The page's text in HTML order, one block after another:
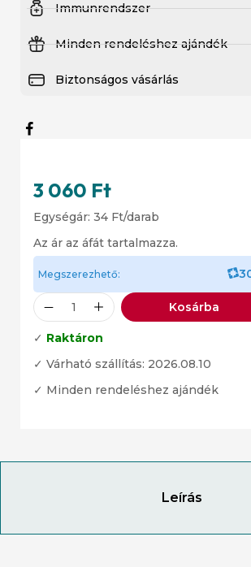
Immunrendszer
Minden rendeléshez ajándék
Biztonságos vásárlás
3 060 Ft
Egységár: 34 Ft/darab
Az ár az áfát tartalmazza.
Megszerezhető:
Kosárba
✓ Raktáron
✓ Várható szállítás: 2026.08.10
✓ Minden rendeléshez ajándék
Leírás